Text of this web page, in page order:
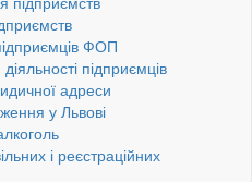
ФОП
підприємців
адреси
у Львові
і реєстраційних